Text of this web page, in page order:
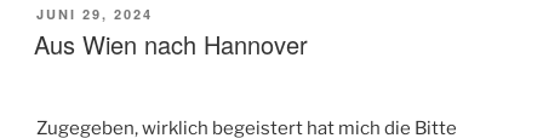
VERÖFFENTLICHT
AM
JUNI 29, 2024
Aus Wien nach Hannover
Zugegeben, wirklich begeistert hat mich die Bitte